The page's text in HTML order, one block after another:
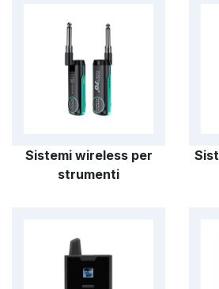
Sistemi wireless per
strumenti